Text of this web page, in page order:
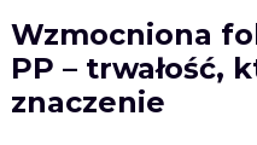
Wzmocniona
PP – trwałość,
znaczenie